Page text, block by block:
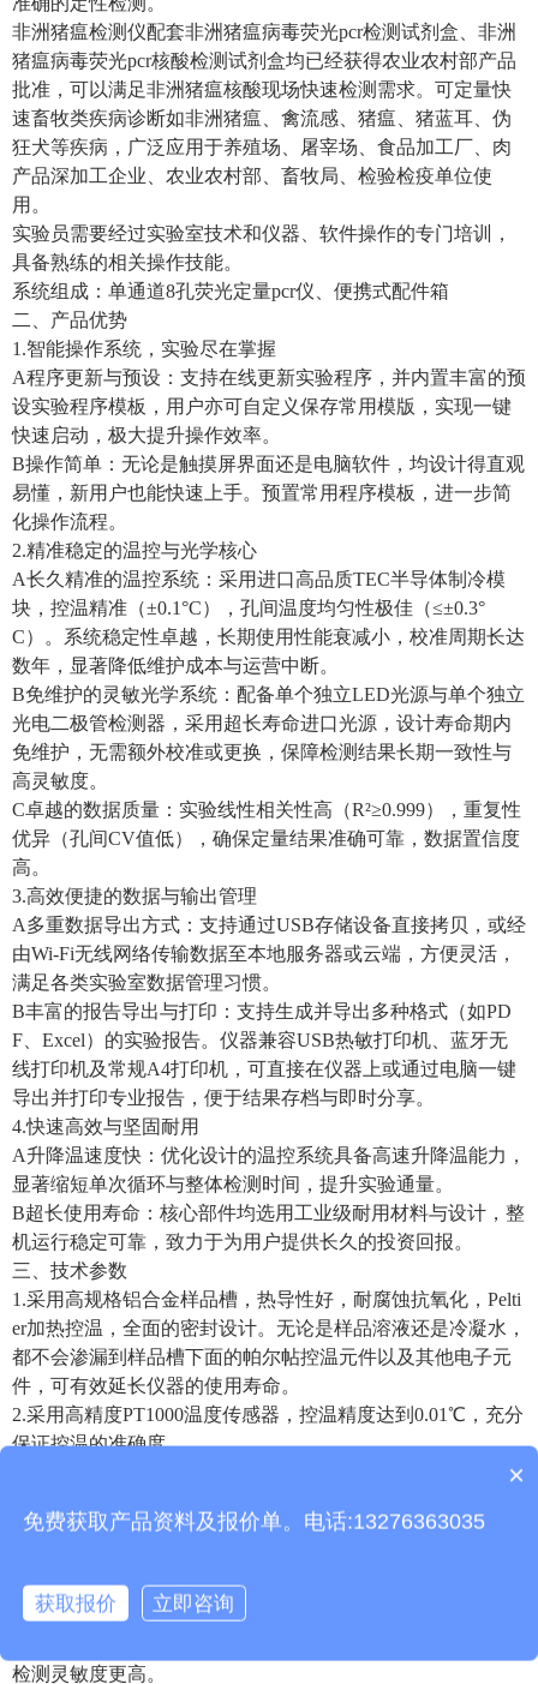
非洲猪瘟检测仪配套非洲猪瘟病毒荧光pcr检测试剂盒、非洲
猪瘟病毒荧光pcr核酸检测试剂盒均已经获得农业农村部产品
批准，可以满足非洲猪瘟核酸现场快速检测需求。可定量快
速畜牧类疾病诊断如非洲猪瘟、禽流感、猪瘟、猪蓝耳、伪
狂犬等疾病，广泛应用于养殖场、屠宰场、食品加工厂、肉
产品深加工企业、农业农村部、畜牧局、检验检疫单位使
用。
实验员需要经过实验室技术和仪器、软件操作的专门培训，
具备熟练的相关操作技能。
系统组成：单通道8孔荧光定量pcr仪、便携式配件箱
二、产品优势
1.智能操作系统，实验尽在掌握
A程序更新与预设：支持在线更新实验程序，并内置丰富的预
设实验程序模板，用户亦可自定义保存常用模版，实现一键
快速启动，极大提升操作效率。
B操作简单：无论是触摸屏界面还是电脑软件，均设计得直观
易懂，新用户也能快速上手。预置常用程序模板，进一步简
化操作流程。
2.精准稳定的温控与光学核心
A长久精准的温控系统：采用进口高品质TEC半导体制冷模
块，控温精准（±0.1°C），孔间温度均匀性极佳（≤±0.3°
C）。系统稳定性卓越，长期使用性能衰减小，校准周期长达
数年，显著降低维护成本与运营中断。
B免维护的灵敏光学系统：配备单个独立LED光源与单个独立
光电二极管检测器，采用超长寿命进口光源，设计寿命期内
免维护，无需额外校准或更换，保障检测结果长期一致性与
高灵敏度。
C卓越的数据质量：实验线性相关性高（R²≥0.999），重复性
优异（孔间CV值低），确保定量结果准确可靠，数据置信度
高。
3.高效便捷的数据与输出管理
A多重数据导出方式：支持通过USB存储设备直接拷贝，或经
由Wi-Fi无线网络传输数据至本地服务器或云端，方便灵活，
满足各类实验室数据管理习惯。
B丰富的报告导出与打印：支持生成并导出多种格式（如PD
F、Excel）的实验报告。仪器兼容USB热敏打印机、蓝牙无
线打印机及常规A4打印机，可直接在仪器上或通过电脑一键
导出并打印专业报告，便于结果存档与即时分享。
4.快速高效与坚固耐用
A升降温速度快：优化设计的温控系统具备高速升降温能力，
显著缩短单次循环与整体检测时间，提升实验通量。
B超长使用寿命：核心部件均选用工业级耐用材料与设计，整
机运行稳定可靠，致力于为用户提供长久的投资回报。
三、技术参数
1.采用高规格铝合金样品槽，热导性好，耐腐蚀抗氧化，Pelti
er加热控温，全面的密封设计。无论是样品溶液还是冷凝水，
都不会渗漏到样品槽下面的帕尔帖控温元件以及其他电子元
件，可有效延长仪器的使用寿命。
2.采用高精度PT1000温度传感器，控温精度达到0.01℃，充分
保证控温的准确度。
的8联管或0.2ml PCR单管
光谱检测范围内都有很强的光强，提高检测灵敏度，而且不
发热，使用寿命长，终身免维护。
检测灵敏度更高。
质保时间是多久？
×
免费获取产品资料及报价单。电话:13276363035
获取报价 立即咨询